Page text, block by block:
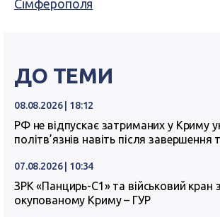
Сімферополя
ДО ТЕМИ
08.08.2026 | 18:12
РФ не відпускає затриманих у Криму
політв’язнів навіть після
07.08.2026 | 10:34
ЗРК «Панцирь-С1» та військовий кран
окупованому Криму – ГУР